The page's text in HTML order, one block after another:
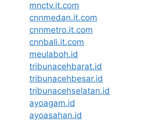
mnctv.it.com
cnnmedan.it.com
cnnmetro.it.com
cnnbali.it.com
meulaboh.id
tribunacehbarat.id
tribunacehbesar.id
tribunacehselatan.id
ayoagam.id
ayoasahan.id